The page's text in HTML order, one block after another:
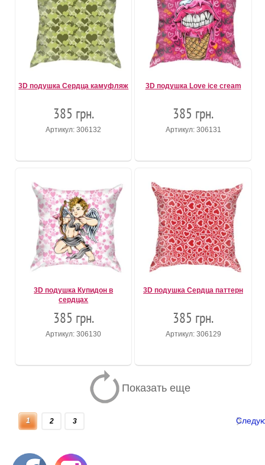
3D подушка Сердца камуфляж
385 грн.
Артикул: 306132
3D подушка Love ice cream
385 грн.
Артикул: 306131
3D подушка Купидон в
сердцах
385 грн.
Артикул: 306130
3D подушка Сердца паттерн
385 грн.
Артикул: 306129
Показать еще
1 2 3